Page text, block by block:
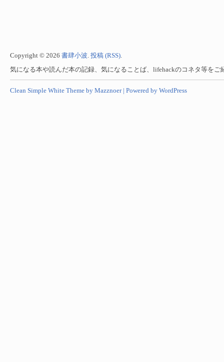
Copyright © 2026 書肆小波. 投稿 (RSS).
気になる本や読んだ本の記録、気になることば、lifehackのコネタ等をご
Clean Simple White Theme by Mazznoer | Powered by WordPress